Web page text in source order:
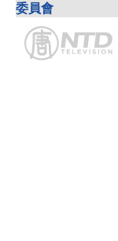
委員會